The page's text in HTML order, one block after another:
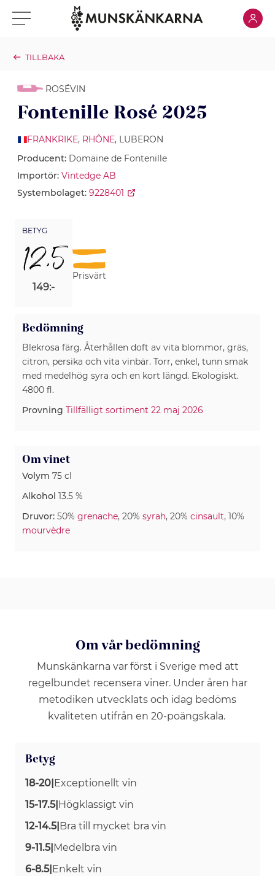
Klicka för meny Klicka
TILLBAKA
ROSÉVIN
Fontenille Rosé 2025
FRANKRIKE, RHÔNE, LUBERON
Producent: Domaine de Fontenille
Importör: Vintedge AB
Systembolaget: 9228401
BETYG
12,5
149:-
Prisvärt
Bedömning
Blekrosa färg. Återhållen doft av vita blommor, gräs,
citron, persika och vita vinbär. Torr, enkel, tunn smak
med medelhög syra och en kort längd. Ekologiskt.
4800 fl.
Provning Tillfälligt sortiment 22 maj 2026
Om vinet
Volym 75 cl
Alkohol 13.5 %
Druvor: 50% grenache, 20% syrah, 20% cinsault, 10%
mourvèdre
Om vår bedömning
Munskänkarna var först i Sverige med att
regelbundet recensera viner. Under åren har
metodiken utvecklats och idag bedöms
kvaliteten utifrån en 20-poängskala.
Betyg
18-20 Exceptionellt vin
15-17.5| Högklassigt vin
12-14.5| Bra till mycket bra vin
9-11.5| Medelbra vin
6-8.5| Enkelt vin